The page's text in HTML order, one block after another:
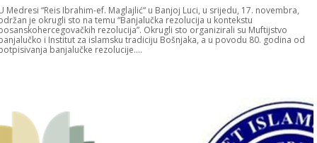
Medresi “Reis Ibrahim-ef. Maglajlić“ u Banjoj Luci, u srijedu, 17. novembra,
je okrugli sto na temu “Banjalučka rezolucija u kontekstu
rezolucija”. Okrugli sto organizirali su Muftijstvo
i Institut za islamsku tradiciju Bošnjaka, a u povodu 80. godina od
banjalučke rezolucije....